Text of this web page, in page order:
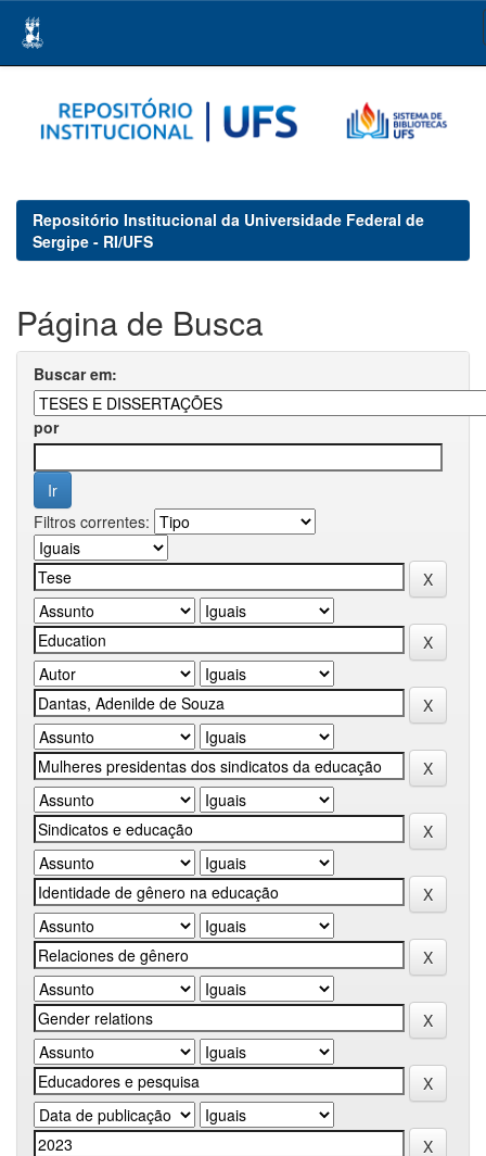
navigation
Repositório Institucional da Universidade Federal de
Sergipe - RI/UFS
Página de Busca
Buscar em:
por
Filtros correntes: